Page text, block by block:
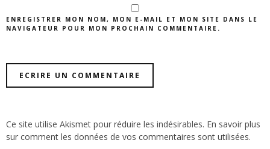
ENREGISTRER MON NOM, MON E-MAIL ET MON SITE DANS LE
NAVIGATEUR POUR MON PROCHAIN COMMENTAIRE.
Ce site utilise Akismet pour réduire les indésirables. En savoir plus
sur comment les données de vos commentaires sont utilisées.